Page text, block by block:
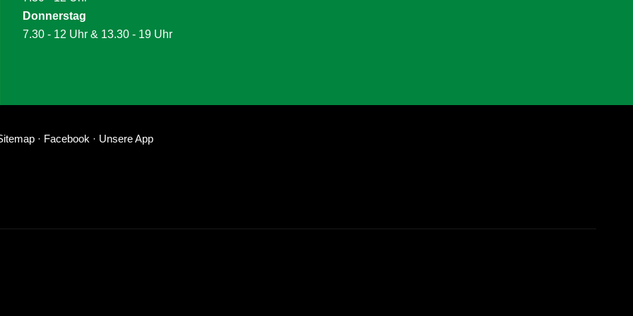
Donnerstag
7.30 - 12 Uhr & 13.30 - 19 Uhr
· Facebook · Unsere App